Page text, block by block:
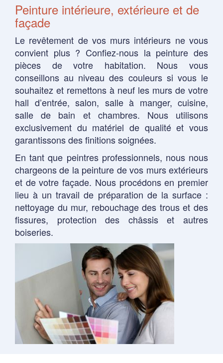
Peinture intérieure, extérieure et de
façade
Le revêtement de vos murs intérieurs ne vous
convient plus ? Confiez-nous la peinture des
pièces de votre habitation. Nous vous
conseillons au niveau des couleurs si vous le
souhaitez et remettons à neuf les murs de votre
hall d’entrée, salon, salle à manger, cuisine,
salle de bain et chambres. Nous utilisons
exclusivement du matériel de qualité et vous
garantissons des finitions soignées.
En tant que peintres professionnels, nous nous
chargeons de la peinture de vos murs extérieurs
et de votre façade. Nous procédons en premier
lieu à un travail de préparation de la surface :
nettoyage du mur, rebouchage des trous et des
fissures, protection des châssis et autres
boiseries.